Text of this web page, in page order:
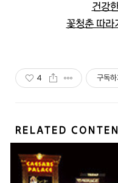
건강
꽃청춘 따라
4 구독하
RELATED